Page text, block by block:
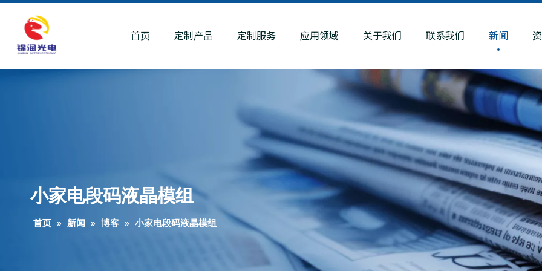
首页 定制产品 定制服务 应用领域 关于我们 联系我们 新闻
小家电段码液晶模组
首页 » 新闻 » 博客 » 小家电段码液晶模组